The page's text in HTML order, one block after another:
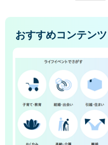
おすすめコンテンツ